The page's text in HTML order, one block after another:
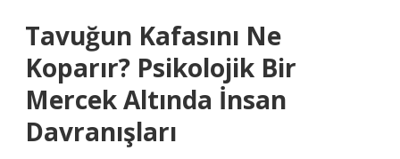
Tavuğun Kafasını Ne
Koparır? Psikolojik Bir
Mercek Altında İnsan
Davranışları